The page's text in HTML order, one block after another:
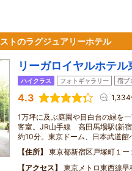
トのラグジュアリーホテル
リーガロイヤルホテル
ハイクラス フォトギャラリー 宿ブ
4.3 1,334
1万坪に及ぶ庭園や目白台の緑を
客室。JR山手線 高田馬場駅(新
約10分。東京ドーム、日本武道
住所
東京都新宿区戸塚町１ー
アクセス
東京メトロ東西線